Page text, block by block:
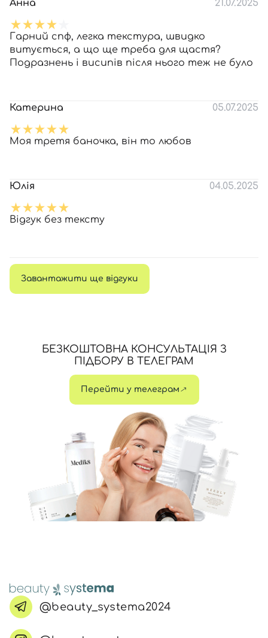
Анна 21.07.2025
Гарний спф, легка текстура, швидко
витується, а що ще треба для щастя?
Подразнень і висипів після нього теж не було
Катерина 05.07.2025
Моя третя баночка, він то любов
Юлія 04.05.2025
Відгук без тексту
Завантажити ще відгуки
БЕЗКОШТОВНА КОНСУЛЬТАЦІЯ З
ПІДБОРУ В ТЕЛЕГРАМ
Перейти у телеграм
@beauty_systema2024